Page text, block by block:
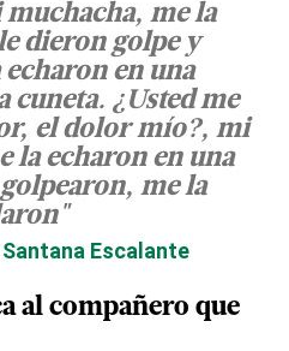
me la
dieron golpe y
echaron en una
cuneta. ¿Usted me
el dolor mío?, mi
la echaron en una
me la
Escalante
al compañero que